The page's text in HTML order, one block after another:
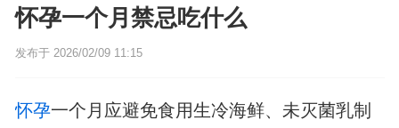
怀孕一个月禁忌吃什么
发布于 2026/02/09 11:15
怀孕一个月应避免食用生冷海鲜、未灭菌乳制